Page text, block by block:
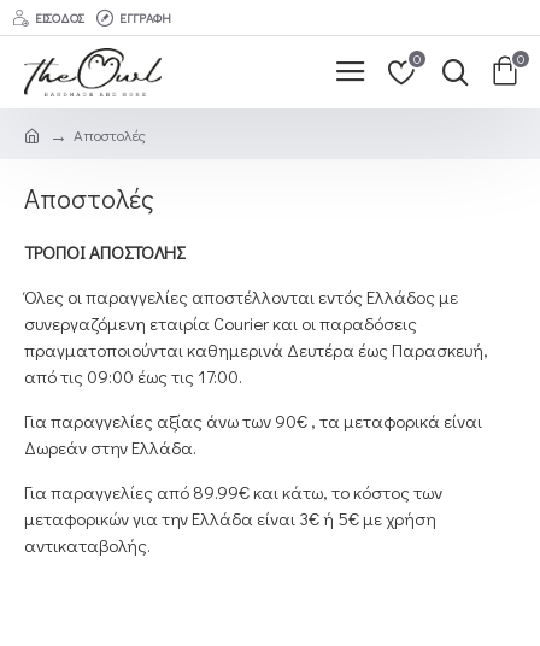
ΕΊΣΟΔΟΣ ΕΓΓΡΑΦΉ
0 0
Αποστολές
Αποστολές
ΤΡΟΠΟΙ ΑΠΟΣΤΟΛΗΣ
Όλες οι παραγγελίες αποστέλλονται εντός Ελλάδος με
συνεργαζόμενη εταιρία Courier και οι παραδόσεις
πραγματοποιούνται καθημερινά Δευτέρα έως Παρασκευή,
από τις 09:00 έως τις 17:00.
Για παραγγελίες αξίας άνω των 90€ , τα μεταφορικά είναι
Δωρεάν στην Ελλάδα.
Για παραγγελίες από 89.99€ και κάτω, το κόστος των
μεταφορικών για την Ελλάδα είναι 3€ ή 5€ με χρήση
αντικαταβολής.